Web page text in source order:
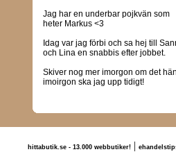
Jag har en underbar pojkvän som
heter Markus <3
Idag var jag förbi och sa hej till
och Lina en snabbis efter jobbet.
Skiver nog mer imorgon om det
imoirgon ska jag upp tidigt!
hittabutik.se - 13.000 webbutiker!|